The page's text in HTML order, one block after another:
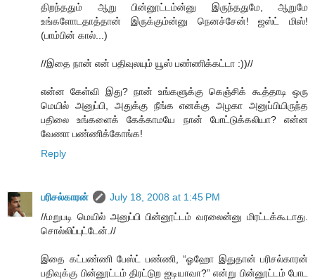
திறந்ததும் ஆறு பின்னூட்டம்ன்னு இருந்ததுமே, ஆறுமே
உங்களோடதாத்தான் இருக்கும்ன்னு நெனச்சேன்! ஜஸ்ட் மிஸ்!
(பாம்பின் கால்...)
//இதை நான் என் பதிவுலயும் யூஸ் பண்ணிக்கட்டா :))//
என்ன கேள்வி இது? நான் உங்களுக்கு கெஞ்சிக் கூத்தாடி ஒரு
மெயில் அனுப்பி, அதுக்கு நீங்க எனக்கு அழகா அனுப்பியிருந்த
பதிலை உங்களைக் கேக்காமயே நான் போட்டுக்கலியா? என்ன
வேணா பண்ணிக்கோங்க!
Reply
பரிசல்காரன்
July 18, 2008 at 1:45 PM
//மறுபடி மெயில் அனுப்பி பின்னூட்டம் வரலைன்னு மிரட்டக்கூடாது.
சொல்லிப்புட்டேன்.//
இதை கட்பண்ணி பேஸ்ட் பண்ணி, “ஓஹோ இதுதான் பரிசல்காரன்
பதிவுக்கு பின்னூட்டம் திரட்டுற ஐடியாவா?” என்று பின்னூட்டம் போட